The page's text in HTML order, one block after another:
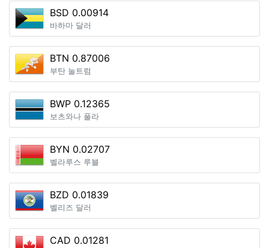
BSD 0.00914
바하마 달러
BTN 0.87006
부탄 눌트럼
BWP 0.12365
보츠와나 풀라
BYN 0.02707
벨라루스 루블
BZD 0.01839
벨리즈 달러
CAD 0.01281